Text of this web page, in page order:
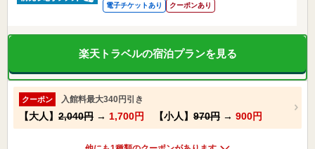
電子チケットあり クーポンあり
楽天トラベルの宿泊プランを見る
クーポン 入館料最大340円引き
【大人】 2,040円 → 1,700円 【小人】 970円 → 900円